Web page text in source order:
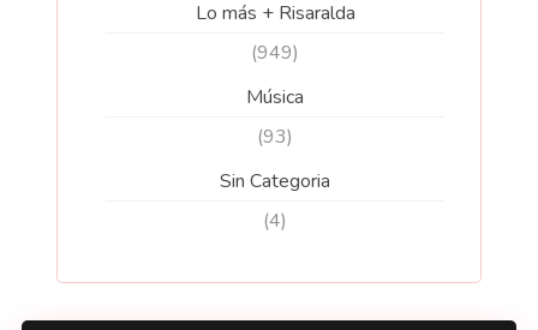
Lo más + Risaralda
(949)
Música
(93)
Sin Categoria
(4)